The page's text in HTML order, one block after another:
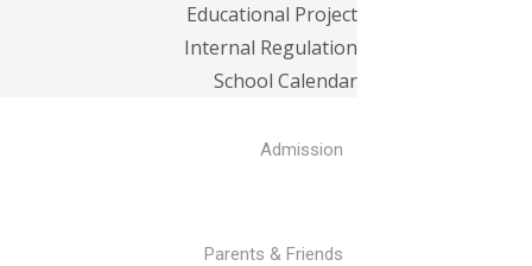
Educational Project
Internal Regulation
School Calendar
Admission
Parents & Friends